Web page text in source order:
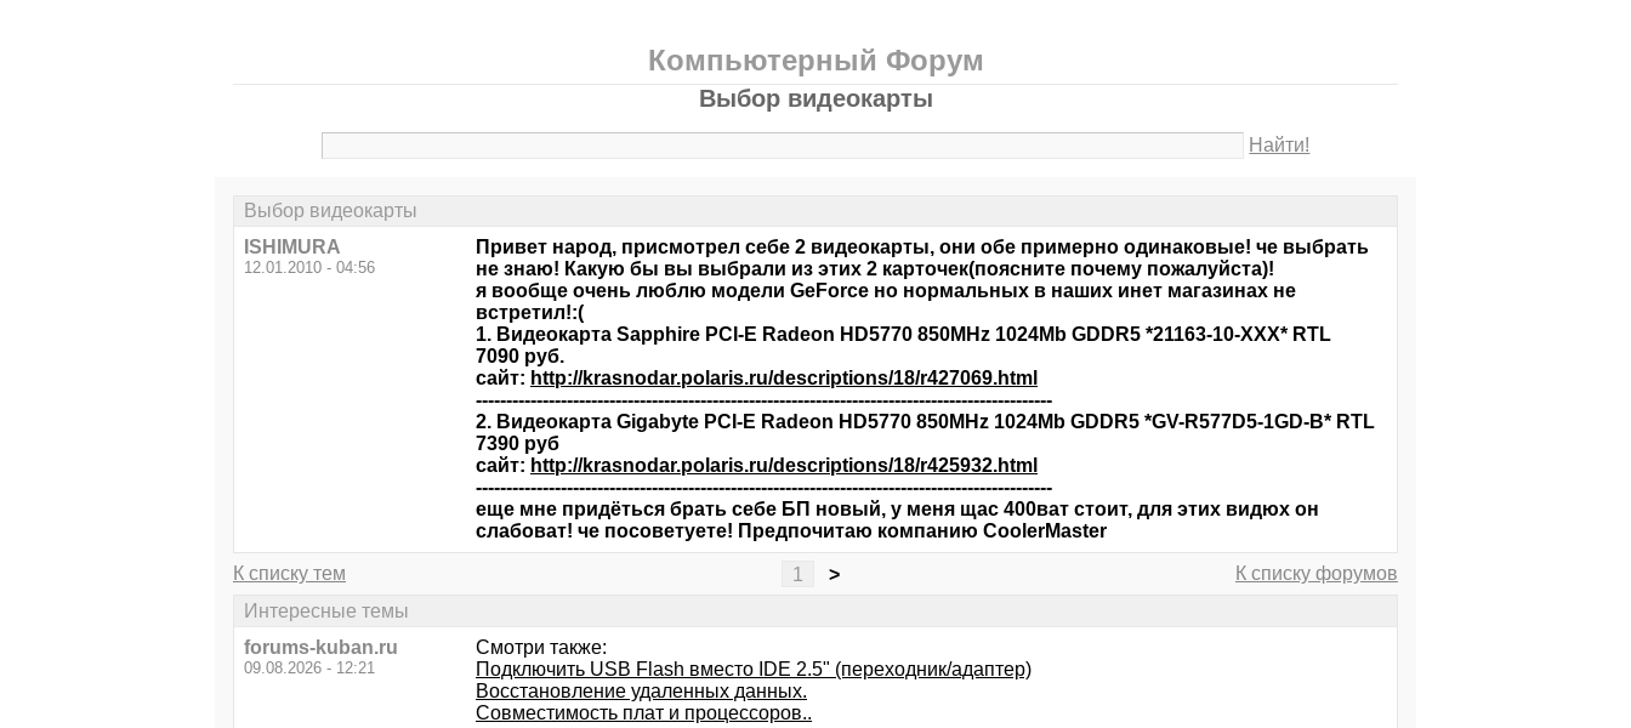
Компьютерный Форум
Выбор видеокарты
Найти!
Выбор видеокарты
ISHIMURA
12.01.2010 - 04:56
Привет народ, присмотрел себе 2 видеокарты, они обе примерно одинаковые! че выбрать
не знаю! Какую бы вы выбрали из этих 2 карточек(поясните почему пожалуйста)!
я вообще очень люблю модели GeForce но нормальных в наших инет магазинах не
встретил!:(
1. Видеокарта Sapphire PCI-E Radeon HD5770 850MHz 1024Mb GDDR5 *21163-10-XXX* RTL
7090 руб.
сайт: http://krasnodar.polaris.ru/descriptions/18/r427069.html
-----------------------------------------------------------------------------------------------
2. Видеокарта Gigabyte PCI-E Radeon HD5770 850MHz 1024Mb GDDR5 *GV-R577D5-1GD-B* RTL
7390 руб
сайт: http://krasnodar.polaris.ru/descriptions/18/r425932.html
-----------------------------------------------------------------------------------------------
еще мне придёться брать себе БП новый, у меня щас 400ват стоит, для этих видюх он
слабоват! че посоветуете! Предпочитаю компанию СoolerMaster
К списку тем 1 >
К списку форумов
Интересные темы
forums-kuban.ru
09.08.2026 - 12:21
Смотри также:
Подключить USB Flash вместо IDE 2.5" (переходник/адаптер)
Восстановление удаленных данных.
Совместимость плат и процессоров..